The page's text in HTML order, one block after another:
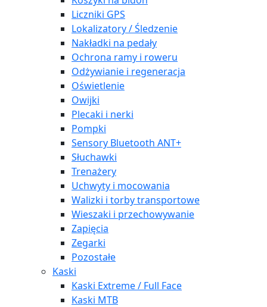
Liczniki GPS
Lokalizatory / Śledzenie
Nakładki na pedały
Ochrona ramy i roweru
Odżywianie i regeneracja
Oświetlenie
Owijki
Plecaki i nerki
Pompki
Sensory Bluetooth ANT+
Słuchawki
Trenażery
Uchwyty i mocowania
Walizki i torby transportowe
Wieszaki i przechowywanie
Zapięcia
Zegarki
Pozostałe
Kaski
Kaski Extreme / Full Face
Kaski MTB